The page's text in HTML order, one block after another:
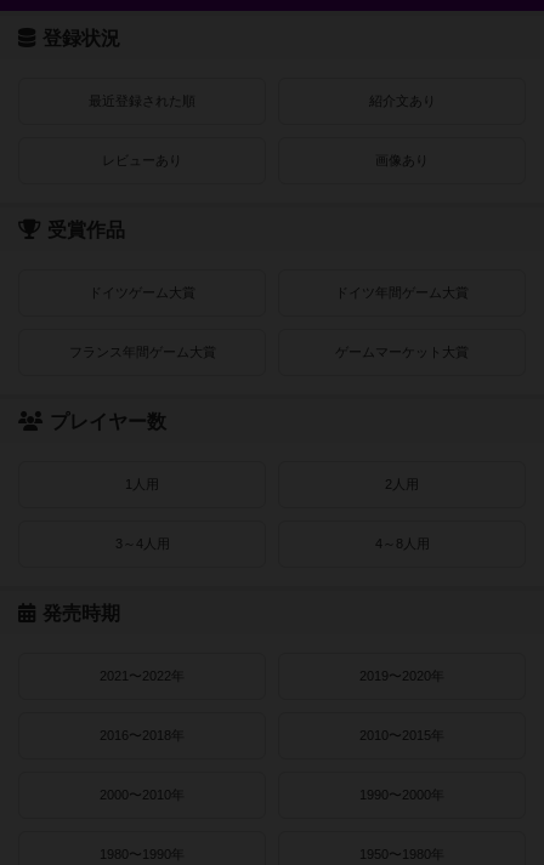
登録状況
最近登録された順 紹介文あり
レビューあり 画像あり
受賞作品
ドイツゲーム大賞 ドイツ年間ゲーム大賞
フランス年間ゲーム大賞 ゲームマーケット大賞
プレイヤー数
1人用 2人用
3～4人用 4～8人用
発売時期
2021〜2022年 2019〜2020年
2016〜2018年 2010〜2015年
2000〜2010年 1990〜2000年
1980〜1990年 1950〜1980年